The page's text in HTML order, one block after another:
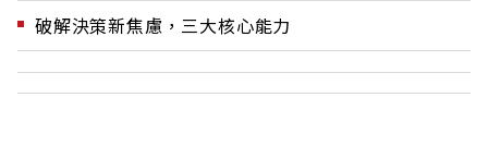
破解決策新焦慮，三大核心能力